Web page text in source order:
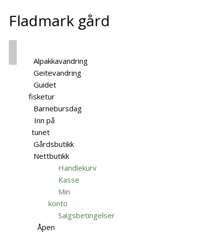
Fladmark gård
Alpakkavandring
Geitevandring
Guidet
fisketur
Barnebursdag
Inn på
tunet
Gårdsbutikk
Nettbutikk
Handlekurv
Kasse
Min
konto
Salgsbetingelser
Åpen